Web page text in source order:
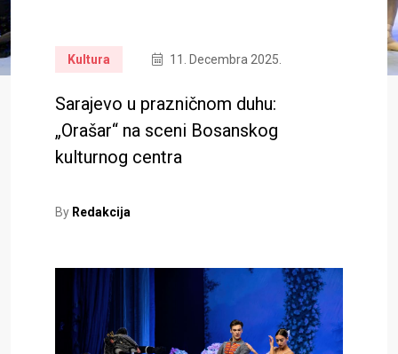
Kultura 11. Decembra 2025.
Sarajevo u prazničnom duhu:
„Orašar“ na sceni Bosanskog
kulturnog centra
By Redakcija